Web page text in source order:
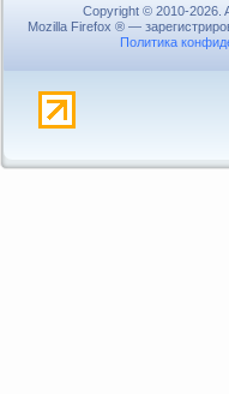
Copyright © 2010-2026.
Mozilla Firefox ® —
Политика